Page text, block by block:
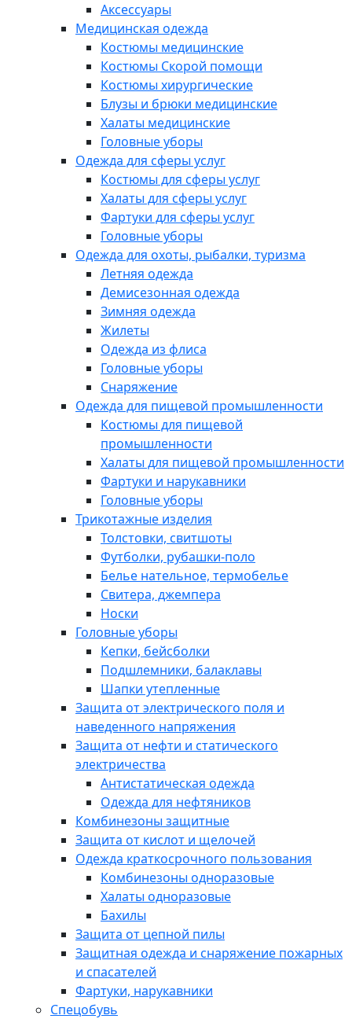
Аксессуары
Медицинская одежда
Костюмы медицинские
Костюмы Скорой помощи
Костюмы хирургические
Блузы и брюки медицинские
Халаты медицинские
Головные уборы
Одежда для сферы услуг
Костюмы для сферы услуг
Халаты для сферы услуг
Фартуки для сферы услуг
Головные уборы
Одежда для охоты, рыбалки, туризма
Летняя одежда
Демисезонная одежда
Зимняя одежда
Жилеты
Одежда из флиса
Головные уборы
Снаряжение
Одежда для пищевой промышленности
Костюмы для пищевой
промышленности
Халаты для пищевой промышленности
Фартуки и нарукавники
Головные уборы
Трикотажные изделия
Толстовки, свитшоты
Футболки, рубашки-поло
Белье нательное, термобелье
Свитера, джемпера
Носки
Головные уборы
Кепки, бейсболки
Подшлемники, балаклавы
Шапки утепленные
Защита от электрического поля и
наведенного напряжения
Защита от нефти и статического
электричества
Антистатическая одежда
Одежда для нефтяников
Комбинезоны защитные
Защита от кислот и щелочей
Одежда краткосрочного пользования
Комбинезоны одноразовые
Халаты одноразовые
Бахилы
Защита от цепной пилы
Защитная одежда и снаряжение пожарных
и спасателей
Фартуки, нарукавники
Спецобувь